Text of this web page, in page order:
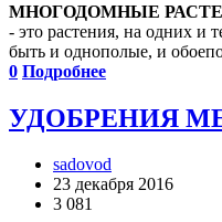
МНОГОДОМНЫЕ
- это растения, на одних и
быть и однополые, и
0 Подробнее
УДОБРЕНИЯ
sadovod
23 декабря 2016
3 081